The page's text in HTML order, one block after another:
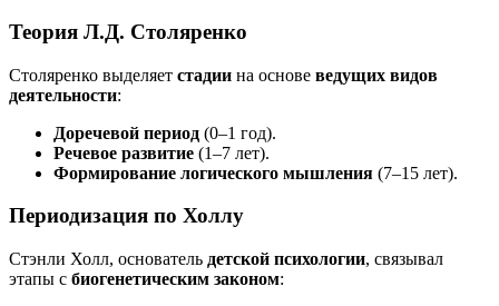
Теория Л.Д. Столяренко
Столяренко выделяет стадии на основе ведущих видов
деятельности:
Доречевой период (0–1 год).
Речевое развитие (1–7 лет).
Формирование логического мышления (7–15 лет).
Периодизация по Холлу
Стэнли Холл, основатель детской психологии, связывал
этапы с биогенетическим законом: